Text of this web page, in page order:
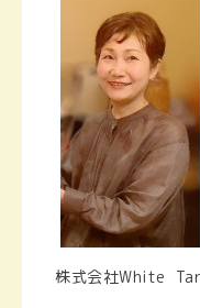
株式会社White